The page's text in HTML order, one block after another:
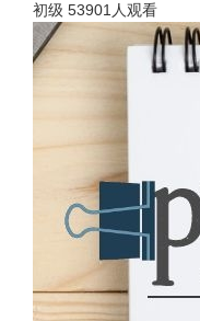
初级 53901人观看